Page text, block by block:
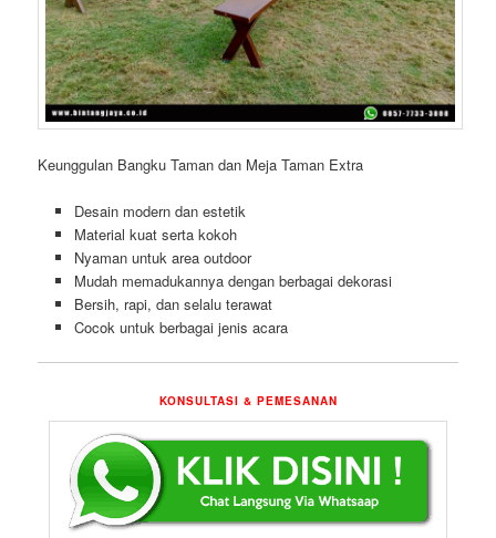
Keunggulan Bangku Taman dan Meja Taman Extra
Desain modern dan estetik
Material kuat serta kokoh
Nyaman untuk area outdoor
Mudah memadukannya dengan berbagai dekorasi
Bersih, rapi, dan selalu terawat
Cocok untuk berbagai jenis acara
KONSULTASI & PEMESANAN